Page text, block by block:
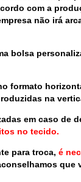
com a
não irá
bolsa
formato
na
em caso de
no tecido.
para troca, é
que